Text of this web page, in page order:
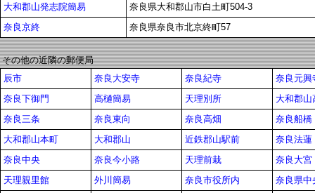
大和郡山発志院簡易
奈良県大和郡山市白土町504-3
奈良京終
奈良県奈良市北京終町57
その他の近隣の郵便局
辰市
奈良大安寺 奈良紀寺
奈良元興
奈良下御門
高樋簡易 天理別所
大和郡山
奈良三条
奈良東向 奈良高畑
奈良船橋
大和郡山本町
大和郡山 近鉄郡山駅前
奈良法蓮
奈良中央
奈良今小路 天理前栽
奈良大宮
天理親里館
外川簡易 奈良市役所内
奈良県中